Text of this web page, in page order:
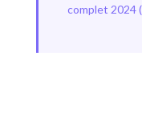
complet 2024